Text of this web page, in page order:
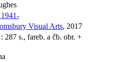
Visual Arts, 2017
287 s., fareb. a čb. obr. +